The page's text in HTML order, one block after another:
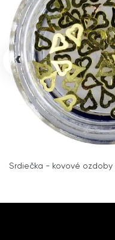
Srdiečka - kovové ozdoby
‹